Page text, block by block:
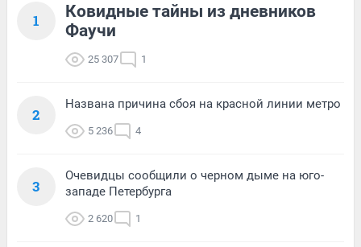
1
Ковидные тайны из дневников
Фаучи
25 307 1
2
Названа причина сбоя на красной линии метро
5 236 4
3
Очевидцы сообщили о черном дыме на юго-
западе Петербурга
2 620 1